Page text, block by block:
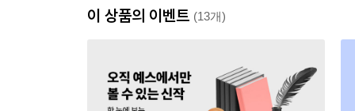
이 상품의 이벤트 (13개)